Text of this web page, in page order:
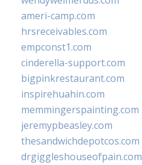
ameri-camp.com
hrsreceivables.com
empconst1.com
cinderella-support.com
bigpinkrestaurant.com
inspirehuahin.com
memmingerspainting.com
jeremypbeasley.com
thesandwichdepotcos.com
drgiggleshouseofpain.com